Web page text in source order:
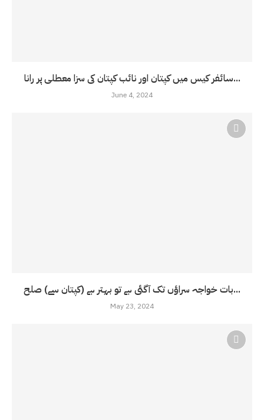
سائفر کیس میں کپتان اور نائب کپتان کی سزا معطلی پر رانا...
June 4, 2024
بات خواجہ سراؤں تک آگئی ہے تو بہتر ہے (کپتان سے) صلح...
May 23, 2024